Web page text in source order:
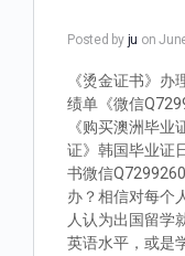
Posted by ju on
《烫金证书》
绩单《微信
《购买澳洲毕
证》韩国毕业证
书微信
办？相信对每个
人认为出国留学
英语水平，或是